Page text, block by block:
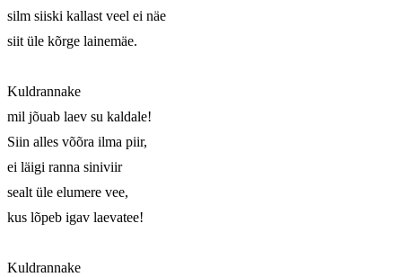
silm siiski kallast veel ei näe
siit üle kõrge lainemäe.
Kuldrannake
mil jõuab laev su kaldale!
Siin alles võõra ilma piir,
ei läigi ranna siniviir
sealt üle elumere vee,
kus lõpeb igav laevatee!
Kuldrannake